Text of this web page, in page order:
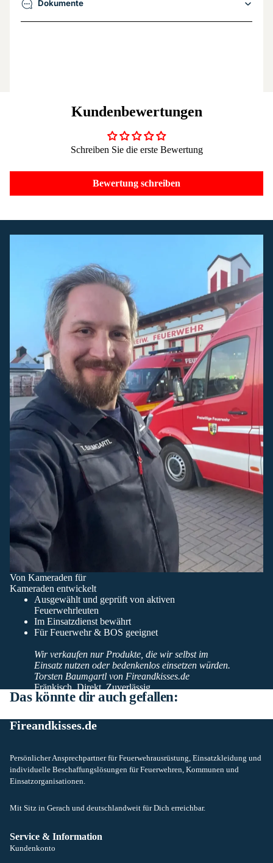
Dokumente
Kundenbewertungen
Schreiben Sie die erste Bewertung
Bewertung schreiben
Von Kameraden für
Kameraden entwickelt
Ausgewählt und geprüft von aktiven
Feuerwehrleuten
Im Einsatzdienst bewährt
Für Feuerwehr & BOS geeignet
Wir verkaufen nur Produkte, die wir selbst im
Einsatz nutzen oder bedenkenlos einsetzen würden.
Torsten Baumgartl von Fireandkisses.de
Fränkisch. Direkt. Zuverlässig.
Das könnte dir auch gefallen:
Fireandkisses.de
Persönlicher Ansprechpartner für Feuerwehrausrüstung, Einsatzkleidung und
individuelle Beschaffungslösungen für Feuerwehren, Kommunen und
Einsatzorganisationen.
Mit Sitz in Gerach und deutschlandweit für Dich erreichbar.
Service & Information
Kundenkonto